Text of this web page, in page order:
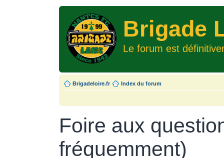
Brigade
Le forum est
Brigadeloire.fr Index du forum
Foire aux
fréquemment)